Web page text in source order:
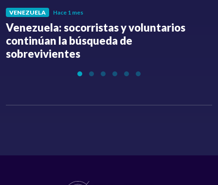
VENEZUELA Hace 1 mes
Venezuela: socorristas y voluntarios
continúan la búsqueda de
sobrevivientes